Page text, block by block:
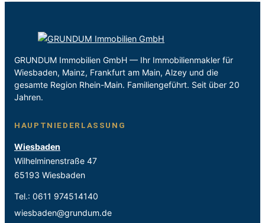
GRUNDUM Immobilien GmbH — Ihr Immobilienmakler für
Wiesbaden, Mainz, Frankfurt am Main, Alzey und die
gesamte Region Rhein-Main. Familiengeführt. Seit über 20
Jahren.
HAUPTNIEDERLASSUNG
Wiesbaden
Wilhelminenstraße 47
65193 Wiesbaden
Tel.: 0611 974514140
wiesbaden@grundum.de